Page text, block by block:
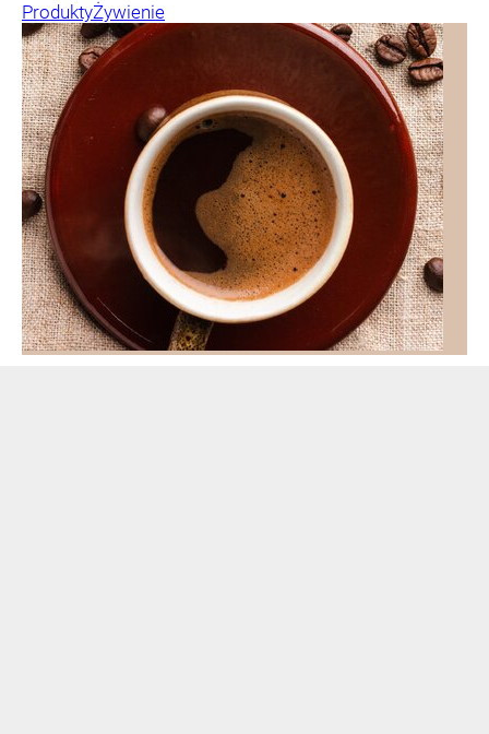
ProduktyŻywienie